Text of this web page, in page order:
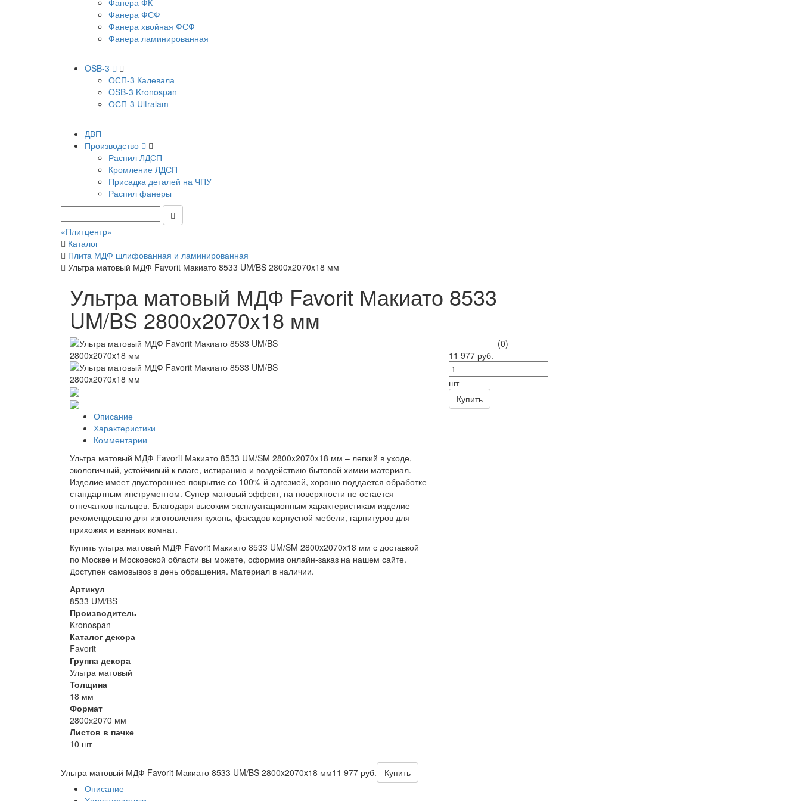
Фанера ФК
Фанера ФСФ
Фанера хвойная ФСФ
Фанера ламинированная
OSB-3
ОСП-3 Калевала
OSB-3 Kronospan
ОСП-3 Ultralam
ДВП
Производство
Распил ЛДСП
Кромление ЛДСП
Присадка деталей на ЧПУ
Распил фанеры
«Плитцентр»
Каталог
Плита МДФ шлифованная и ламинированная
Ультра матовый МДФ Favorit Макиато 8533 UM/BS 2800x2070x18 мм
Ультра матовый МДФ Favorit Макиато 8533
UM/BS 2800x2070x18 мм
(0)
11 977 руб.
шт
Купить
Описание
Характеристики
Комментарии
Ультра матовый МДФ Favorit Макиато 8533 UM/SM 2800x2070x18 мм – легкий в уходе,
экологичный, устойчивый к влаге, истиранию и воздействию бытовой химии материал.
Изделие имеет двустороннее покрытие со 100%-й адгезией, хорошо поддается обработке
стандартным инструментом. Супер-матовый эффект, на поверхности не остается
отпечатков пальцев. Благодаря высоким эксплуатационным характеристикам изделие
рекомендовано для изготовления кухонь, фасадов корпусной мебели, гарнитуров для
прихожих и ванных комнат.
Купить ультра матовый МДФ Favorit Макиато 8533 UM/SM 2800x2070x18 мм с доставкой
по Москве и Московской области вы можете, оформив онлайн-заказ на нашем сайте.
Доступен самовывоз в день обращения. Материал в наличии.
Артикул
8533 UM/BS
Производитель
Kronospan
Каталог декора
Favorit
Группа декора
Ультра матовый
Толщина
18 мм
Формат
2800х2070 мм
Листов в пачке
10 шт
Ультра матовый МДФ Favorit Макиато 8533 UM/BS 2800x2070x18 мм11 977 руб.
Купить
Описание